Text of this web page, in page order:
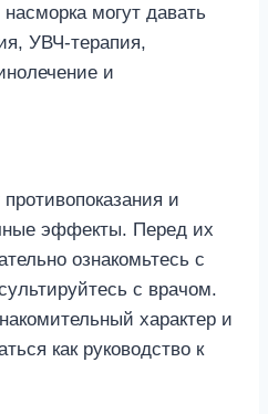
могут давать
УВЧ-терапия,
и
и
эффекты. Перед их
ознакомьтесь с
с врачом.
характер и
как руководство к